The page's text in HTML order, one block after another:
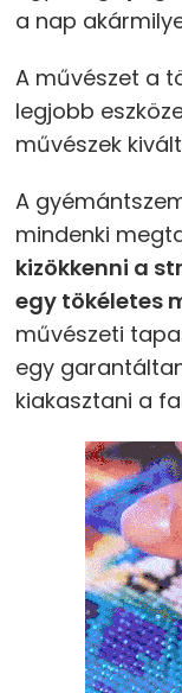
a nap
A művészet a
legjobb
művészek
A
mindenki
kizökkenni a
egy tökéletes
művészeti
egy
kiakasztani a